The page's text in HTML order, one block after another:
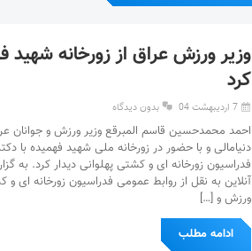
وزیر ورزش عراق از زورخانه شهید
کرد
7 اردیبهشت 04 بدون دیدگاه
احمد محمدحسین قاسم المبرقع وزیر ورزش و جوانان
دنیامالی و با حضور در زورخانه ملی شهید فهمیده با
فدراسیون زورخانه ای و کشتی پهلوانی دیدار کرد. به
آنلاین به نقل از روابط عمومی فدراسیون زورخانه ای و
ورزش و […]
ادامه مطلب